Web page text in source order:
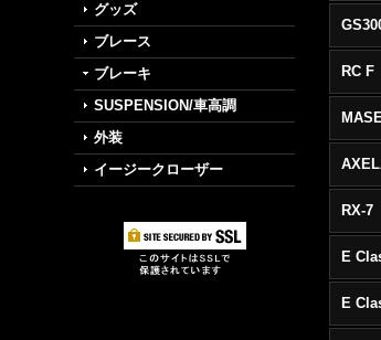
グッズ
ブレース
ブレーキ
SUSPENSION/車高調
外装
イージークローザー
RC F
RX-7
E
E